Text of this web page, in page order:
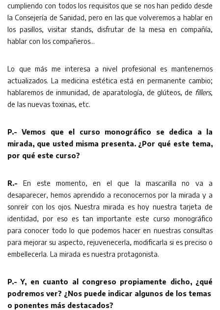
cumpliendo con todos los requisitos que se nos han pedido desde
la Consejería de Sanidad, pero en las que volveremos a hablar en
los pasillos, visitar stands, disfrutar de la mesa en compañía,
hablar con los compañeros…
Lo que más me interesa a nivel profesional es mantenernos
actualizados. La medicina estética está en permanente cambio;
hablaremos de inmunidad, de aparatología, de glúteos, de fillers,
de las nuevas toxinas, etc.
P.- Vemos que el curso monográfico se dedica a la
mirada, que usted misma presenta. ¿Por qué este tema,
por qué este curso?
R.- En este momento, en el que la mascarilla no va a
desaparecer, hemos aprendido a reconocernos por la mirada y a
sonreír con los ojos. Nuestra mirada es hoy nuestra tarjeta de
identidad, por eso es tan importante este curso monográfico
para conocer todo lo que podemos hacer en nuestras consultas
para mejorar su aspecto, rejuvenecerla, modificarla si es preciso o
embellecerla. La mirada es nuestra protagonista.
P.- Y, en cuanto al congreso propiamente dicho, ¿qué
podremos ver? ¿Nos puede indicar algunos de los temas
o ponentes más destacados?